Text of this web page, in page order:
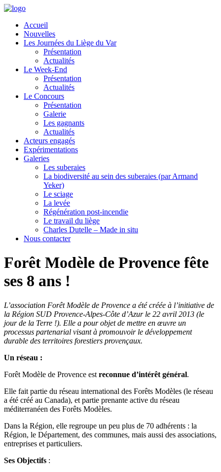
Accueil
Nouvelles
Les Journées du Liège du Var
Présentation
Actualités
Le Week-End
Présentation
Actualités
Le Concours
Présentation
Galerie
Les gagnants
Actualités
Acteurs engagés
Expérimentations
Galeries
Les suberaies
La biodiversité au sein des suberaies (par Armand
Yeker)
Le sciage
La levée
Régénération post-incendie
Le travail du liège
Charles Dutelle – Made in situ
Nous contacter
Forêt Modèle de Provence fête
ses 8 ans !
L’association Forêt Modèle de Provence a été créée à l’initiative de
la Région SUD Provence-Alpes-Côte d’Azur le 22 avril 2013 (le
jour de la Terre !). Elle a pour objet de mettre en œuvre un
processus partenarial visant à promouvoir le développement
durable des territoires forestiers provençaux.
Un réseau :
Forêt Modèle de Provence est reconnue d’intérêt général.
Elle fait partie du réseau international des Forêts Modèles (le réseau
a été créé au Canada), et partie prenante active du réseau
méditerranéen des Forêts Modèles.
Dans la Région, elle regroupe un peu plus de 70 adhérents : la
Région, le Département, des communes, mais aussi des associations,
entreprises et particuliers.
Ses Objectifs :